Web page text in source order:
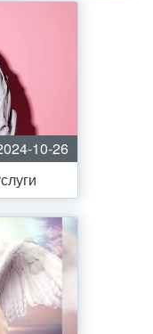
10-26